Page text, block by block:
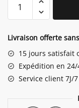
Lapin
Livraison offerte
15 jours satisfait
Expédition en 24/
Service client 7J/7